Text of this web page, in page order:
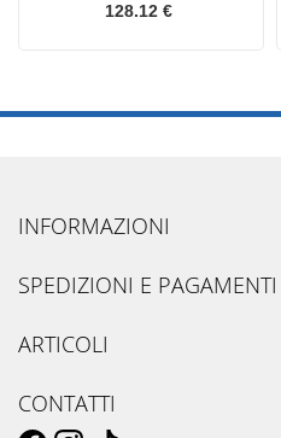
128.12 €
INFORMAZIONI
SPEDIZIONI E PAGAMENTI
ARTICOLI
CONTATTI